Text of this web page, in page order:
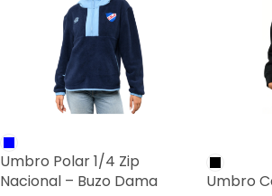
Umbro Polar 1/4 Zip
Nacional – Buzo Dama
Umbro